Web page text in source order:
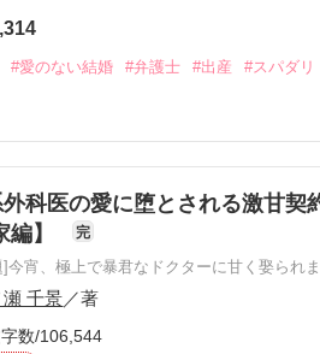
の過ち～」「恋する政略結婚」三部作の
も物語に問題はありません。
、素敵なレビューありがとうございま
ら発売になります。大幅に加筆と、番
ば嬉しいです。
誘惑　（身代わり婚）
#愛のない結婚 #弁護士 #出産 #スパダリ
から。だから少しだけ夢を見させて欲
る手が優しくて切なくなる。
しないで……。
科医の愛に堕とされる激甘契
編】
完
]今宵、極上で暴君なドクターに甘く娶られ
瀬 千景／著
数/106,544